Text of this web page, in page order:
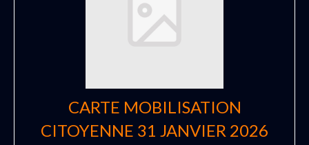
CARTE MOBILISATION
CITOYENNE 31 JANVIER 2026